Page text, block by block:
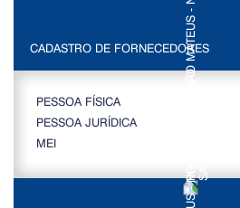
CADASTRO DE FORNECEDORES
PESSOA FÍSICA
PESSOA JURÍDICA
MEI